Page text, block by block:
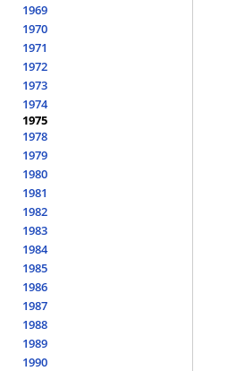
1969
1970
1971
1972
1973
1974
1975
1978
1979
1980
1981
1982
1983
1984
1985
1986
1987
1988
1989
1990